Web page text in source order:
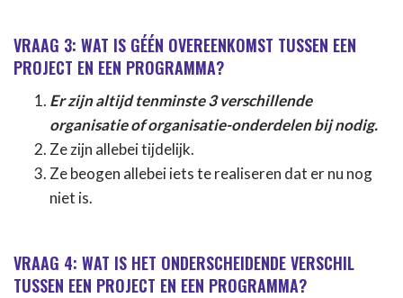
VRAAG 3: WAT IS GÉÉN OVEREENKOMST TUSSEN EEN
PROJECT EN EEN PROGRAMMA?
Er zijn altijd tenminste 3 verschillende
organisatie of organisatie-onderdelen bij nodig.
Ze zijn allebei tijdelijk.
Ze beogen allebei iets te realiseren dat er nu nog
niet is.
VRAAG 4: WAT IS HET ONDERSCHEIDENDE VERSCHIL
TUSSEN EEN PROJECT EN EEN PROGRAMMA?